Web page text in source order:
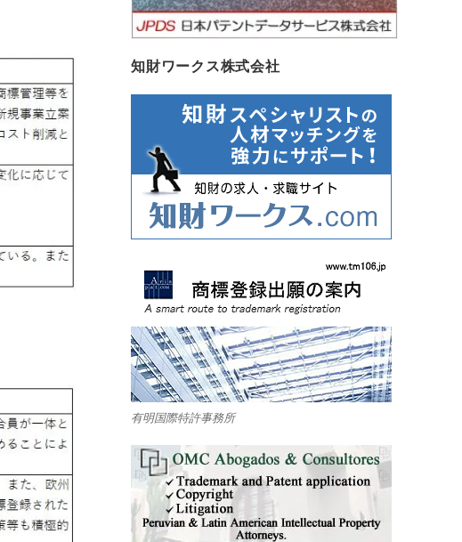
知財ワークス株式会社
有明国際特許事務所